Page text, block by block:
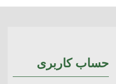
حساب کاربری